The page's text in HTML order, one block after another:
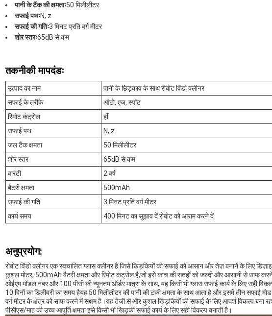
पानी के टैंक की क्षमताः50 मिलीलीटर
सफाई पथःN, z
सफाई की गतिः3 मिनट प्रति वर्ग मीटर
शोर स्तरः65dB से कम
तकनीकी मापदंडः
उत्पाद का नाम
पानी के छिड़काव के साथ रोबोट विंडो क्लीनर
सफाई के तरीके
ऑटो, एज, स्पॉट
रिमोट कंट्रोल
हाँ
सफाई पथ
N, z
जल टैंक क्षमता
50 मिलीलीटर
शोर स्तर
65dB से कम
वारंटी
2 वर्ष
बैटरी क्षमता
500mAh
सफाई की गति
3 मिनट प्रति वर्ग मीटर
कार्य समय
400 मिनट का सुझाव दें रोबोट को आराम करने दें
अनुप्रयोग:
रोबोट विंडो क्लीनर एक स्वचालित ग्लास क्लीनर है जिसे खिड़कियों की सफाई को आसान और तेज़ बनाने के लिए
कुशल मोटर, 500mAh बैटरी क्षमता और रिमोट कंट्रोल है,जो इसे कांच की सतहों को जल्दी और आसानी से साफ
ओईएम मॉडल नंबर और 100 पीसी की न्यूनतम ऑर्डर मात्रा के साथ, यह किसी भी ग्लास सफाई कार्य के लिए सही
10 दिनों का डिलीवरी का समय हैयह 50 मिलीलीटर की पानी की टंकी क्षमता के साथ आता है और इसमें तीन सफाई
वर्ग मीटर के क्षेत्र को साफ करने में सक्षम है।यह तेजी से और कुशल खिड़कियों की सफाई के लिए आदर्श विकल्प बना
पीसीएस/माह की उच्च आपूर्ति क्षमता इसे किसी भी खिड़की सफाई कार्य के लिए सही विकल्प बनाती है।